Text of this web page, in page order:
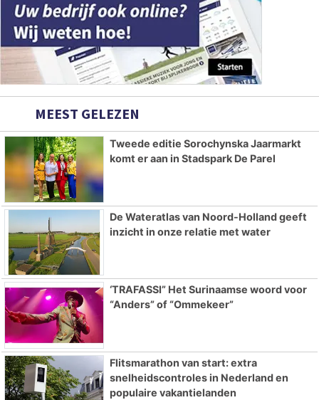
MEEST GELEZEN
Tweede editie Sorochynska Jaarmarkt
komt er aan in Stadspark De Parel
De Wateratlas van Noord-Holland geeft
inzicht in onze relatie met water
‘TRAFASSI” Het Surinaamse woord voor
“Anders” of “Ommekeer”
Flitsmarathon van start: extra
snelheidscontroles in Nederland en
populaire vakantielanden